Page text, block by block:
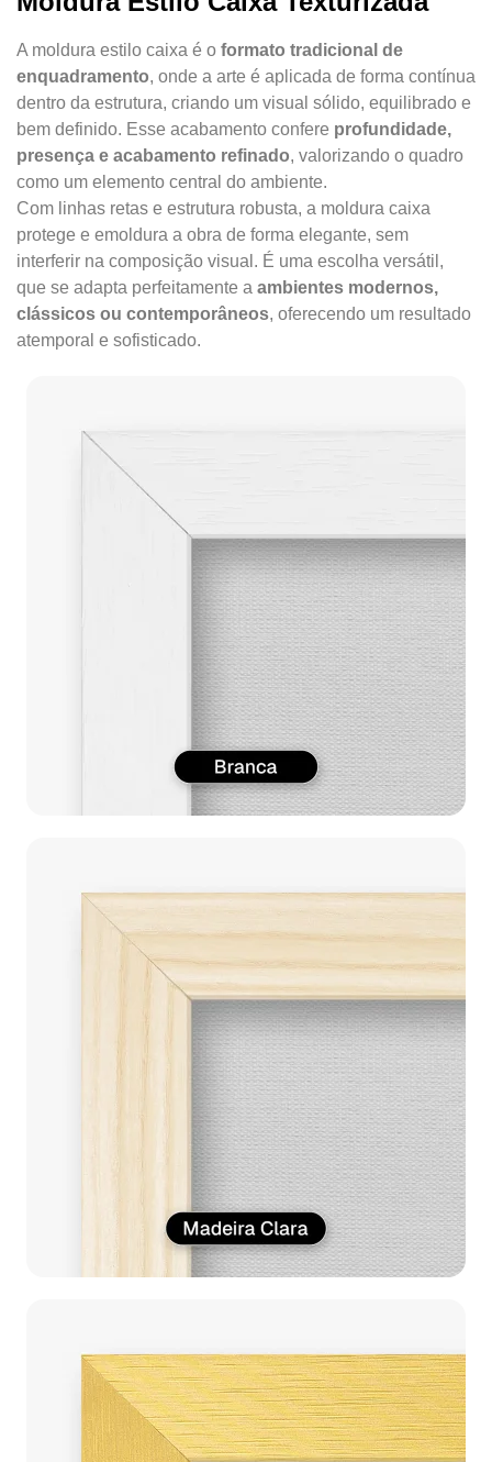
A moldura estilo caixa é o formato tradicional de
enquadramento, onde a arte é aplicada de forma contínua
dentro da estrutura, criando um visual sólido, equilibrado e
bem definido. Esse acabamento confere profundidade,
presença e acabamento refinado, valorizando o quadro
como um elemento central do ambiente.
Com linhas retas e estrutura robusta, a moldura caixa
protege e emoldura a obra de forma elegante, sem
interferir na composição visual. É uma escolha versátil,
que se adapta perfeitamente a ambientes modernos,
clássicos ou contemporâneos, oferecendo um resultado
atemporal e sofisticado.